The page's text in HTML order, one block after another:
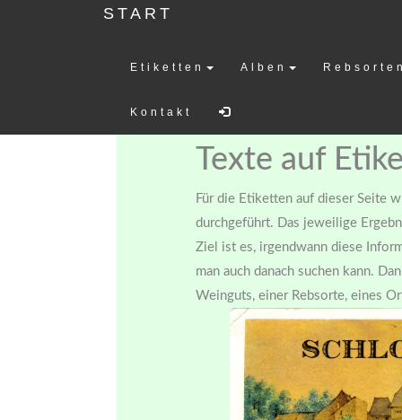
START
Etiketten Alben
Kontakt
Texte auf
Für die Etiketten auf dieser Seite
durchgeführt. Das jeweilige
Ziel ist es, irgendwann diese
man auch danach suchen kann.
Weinguts, einer Rebsorte, eines